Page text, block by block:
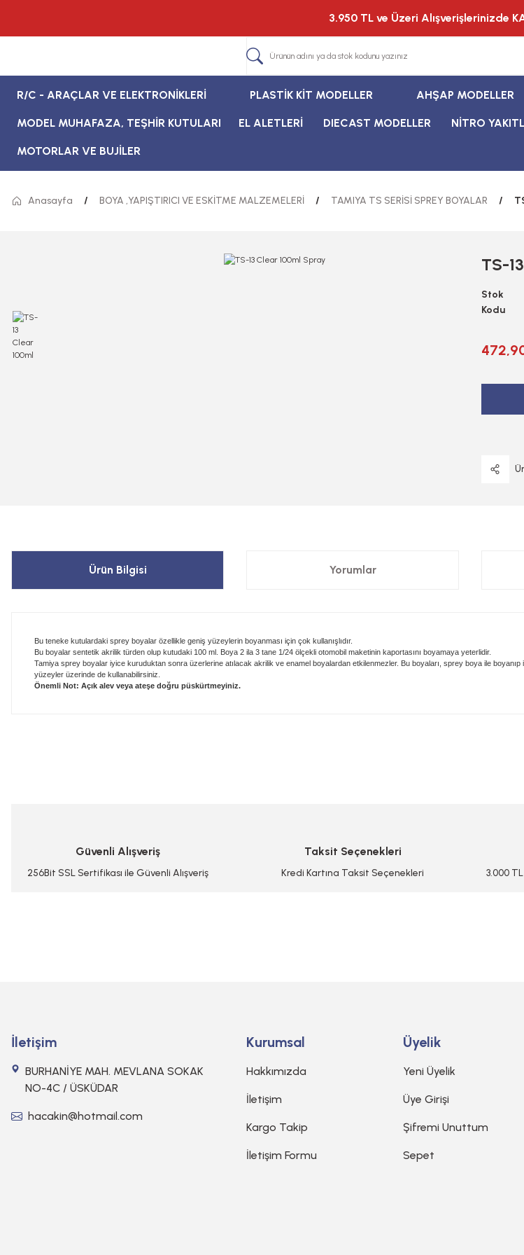
3.950 TL ve Üzeri Alışverişlerinizde
R/C - ARAÇLAR VE ELEKTRONİKLERİ PLASTİK KİT MODELLER AHŞAP MODELLER
MODEL MUHAFAZA, TEŞHİR KUTULARI EL ALETLERİ DIECAST MODELLER NİTRO
MOTORLAR VE BUJİLER
Anasayfa BOYA ,YAPIŞTIRICI VE ESKİTME MALZEMELERİ TAMIYA TS SERİSİ SPREY BOYALAR
TS-
Stok
Kodu
Ürün Bilgisi Yorumlar
Bu teneke kutulardaki sprey boyalar özellikle geniş yüzeylerin boyanması için çok kullanışlıdır.
Bu boyalar sentetik akrilik türden olup kutudaki 100 ml. Boya 2 ila 3 tane 1/24 ölçekli otomobil maketinin kaportasını boyamaya yeterlidir.
Tamiya sprey boyalar iyice kuruduktan sonra üzerlerine atılacak akrilik ve enamel boyalardan etkilenmezler. Bu boyaları, sprey boya ile boyanıp
yüzeyler üzerinde de kullanabilirsiniz.
Önemli Not: Açık alev veya ateşe doğru püskürtmeyiniz.
Ürün fiyatı diğer sitelerden daha pahalı.
Bu ürüne benzer farklı alternatifler olmalı.
Güvenli Alışveriş
256Bit SSL Sertifikası ile Güvenli Alışveriş
Taksit Seçenekleri
Kredi Kartına Taksit Seçenekleri 3.000
İletişim
BURHANİYE MAH. MEVLANA SOKAK
NO-4C / ÜSKÜDAR
hacakin@hotmail.com
Kurumsal
Hakkımızda
İletişim
Kargo Takip
İletişim Formu
Üyelik
Yeni Üyelik
Üye Girişi
Şifremi Unuttum
Sepet